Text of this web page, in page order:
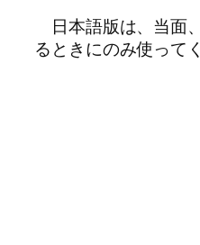
日本語版は、当面
るときにのみ使って